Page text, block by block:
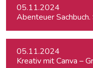
05.11.2024
Abenteuer Sachbuch.
05.11.2024
Kreativ mit Canva –